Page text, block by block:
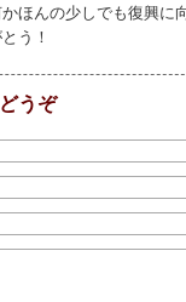
ほんの少しでも復興に
う！
うぞ